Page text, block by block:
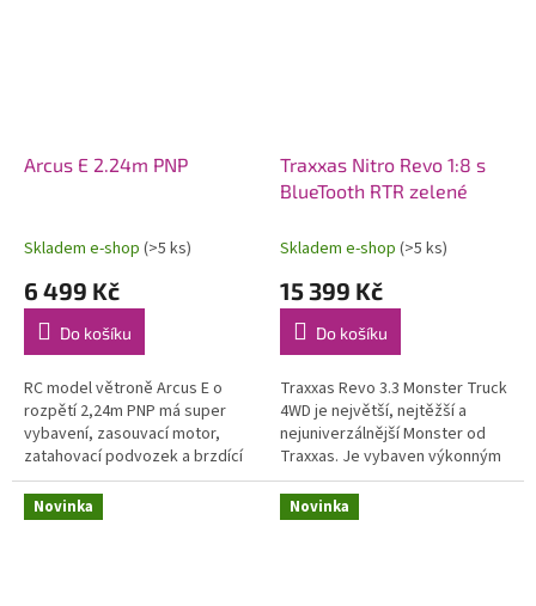
Arcus E 2.24m PNP
Skladem e-shop (>5 ks)
6 499 Kč
Do košíku
RC model větroně Arcus E o
rozpětí 2,24m PNP má super
vybavení, zasouvací motor,
zatahovací podvozek a brzdící
štíty! Zároveň si však zachovává
výhodu robustního materiálu
EPO,...
Traxxas Nitro Revo 1:8 s
BlueTooth RTR zelené
Skladem e-shop (>5 ks)
15 399 Kč
Do košíku
Traxxas Revo 3.3 Monster Truck
4WD je největší, nejtěžší a
nejuniverzálnější Monster od
Traxxas. Je vybaven výkonným
závodním motorem TRX 3.3 s
laděným výfukem, RC
soupravou...
Novinka Novinka